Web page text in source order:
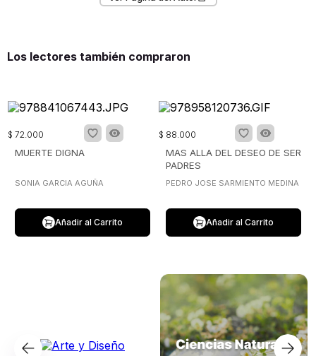
Los lectores también compraron
$ 72.000
MUERTE DIGNA
SONIA GARCIA AGUÑA
Añadir al Carrito
$ 88.000
MAS ALLA DEL DESEO DE SER
PADRES
PEDRO JOSE SARMIENTO MEDINA
Añadir al Carrito